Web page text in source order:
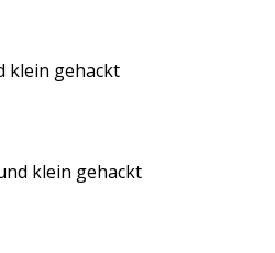
klein gehackt
klein gehackt